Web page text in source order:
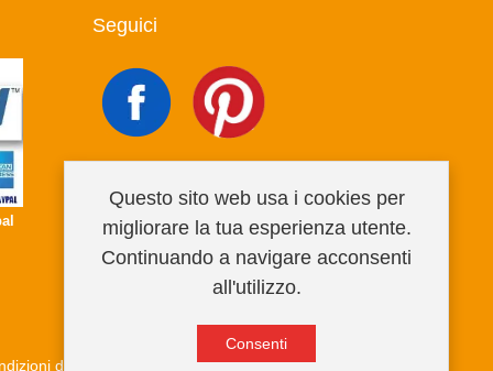
Seguici
di vendita Privacy Policy Informativa cookies
Questo sito web usa i cookies per
migliorare la tua esperienza utente.
Continuando a navigare acconsenti
all'utilizzo.
Consenti